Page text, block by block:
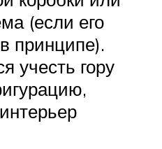
(если его
принципе).
учесть гору